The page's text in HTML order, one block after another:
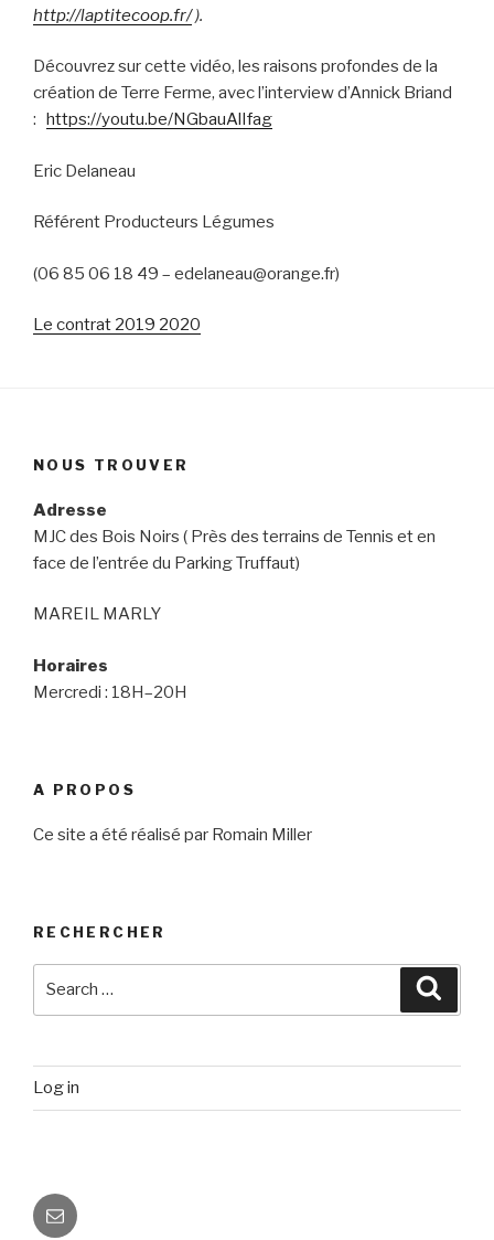
http://laptitecoop.fr/).
Découvrez sur cette vidéo, les raisons profondes de la
création de Terre Ferme, avec l’interview d’Annick Briand
: https://youtu.be/NGbauAlIfag
Eric Delaneau
Référent Producteurs Légumes
(06 85 06 18 49 – edelaneau@orange.fr)
Le contrat 2019 2020
NOUS TROUVER
Adresse
MJC des Bois Noirs ( Près des terrains de Tennis et en
face de l’entrée du Parking Truffaut)
MAREIL MARLY
Horaires
Mercredi : 18H–20H
A PROPOS
Ce site a été réalisé par Romain Miller
RECHERCHER
Log in
Email